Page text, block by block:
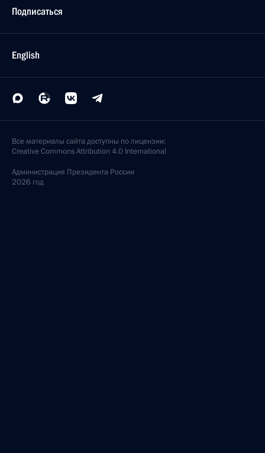
Подписаться
English
Все материалы сайта доступны по лицензии:
Creative Commons Attribution 4.0 International
Администрация Президента России
2026 год